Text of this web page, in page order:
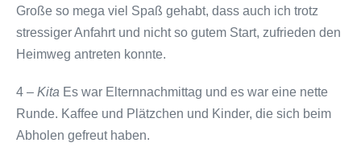
Große so mega viel Spaß gehabt, dass auch ich trotz
stressiger Anfahrt und nicht so gutem Start, zufrieden den
Heimweg antreten konnte.
4 – Kita Es war Elternnachmittag und es war eine nette
Runde. Kaffee und Plätzchen und Kinder, die sich beim
Abholen gefreut haben.